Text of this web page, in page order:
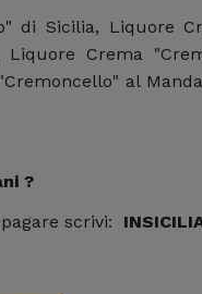
di Sicilia, Liquore
Crema
al
?
scrivi: